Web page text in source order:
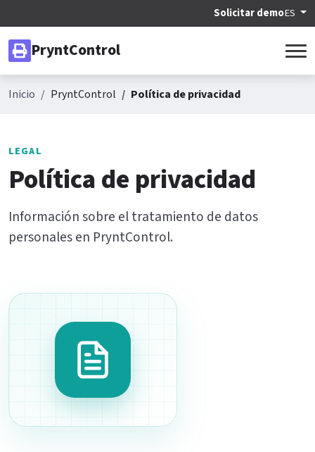
Solicitar demoES
PryntControl
Inicio PryntControl Política de privacidad
LEGAL
Política de privacidad
Información sobre el tratamiento de datos
personales en PryntControl.